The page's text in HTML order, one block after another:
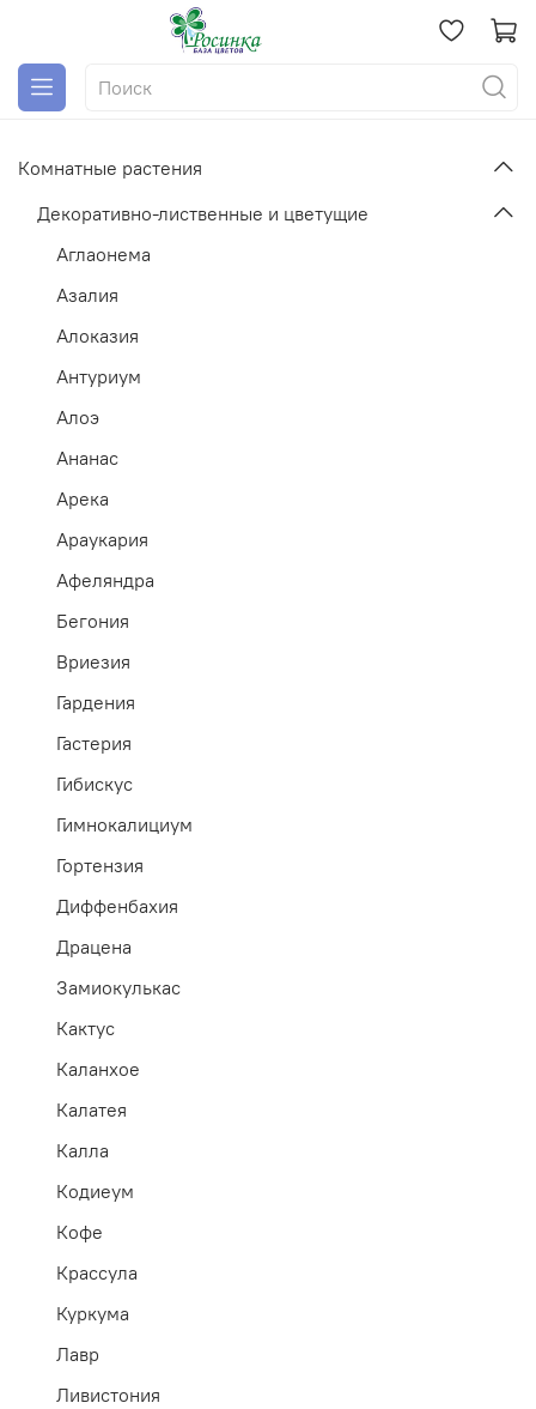
Комнатные растения
Декоративно-лиственные и цветущие
Аглаонема
Азалия
Алоказия
Антуриум
Алоэ
Ананас
Арека
Араукария
Афеляндра
Бегония
Вриезия
Гардения
Гастерия
Гибискус
Гимнокалициум
Гортензия
Диффенбахия
Драцена
Замиокулькас
Кактус
Каланхое
Калатея
Калла
Кодиеум
Кофе
Крассула
Куркума
Лавр
Ливистония